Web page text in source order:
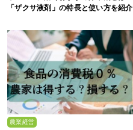
「ザクサ液剤」の特長と使い方を紹介
農業経営